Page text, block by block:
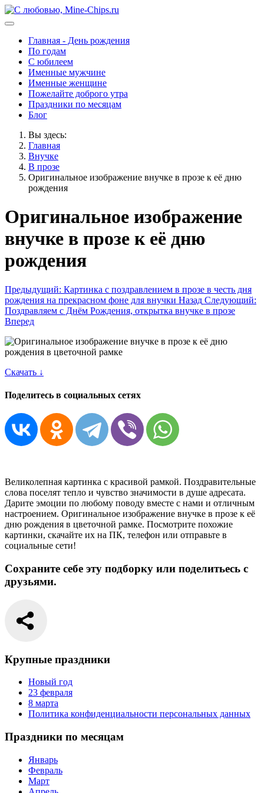
Главная - День рождения
По годам
С юбилеем
Именные мужчине
Именные женщине
Пожелайте доброго утра
Праздники по месяцам
Блог
Вы здесь:
Главная
Внучке
В прозе
Оригинальное изображение внучке в прозе к её дню
рождения
Оригинальное изображение
внучке в прозе к её дню
рождения
Предыдущий: Картинка с поздравлением в прозе в честь дня
рождения на прекрасном фоне для внучки Назад Следующий:
Поздравляем с Днём Рождения, открытка внучке в прозе
Вперед
Скачать ↓
Поделитесь в социальных сетях
Великолепная картинка с красивой рамкой. Поздравительные
слова поселят тепло и чувство значимости в душе адресата.
Дарите эмоции по любому поводу вместе с нами и отличным
настроением. Оригинальное изображение внучке в прозе к её
дню рождения в цветочной рамке. Посмотрите похожие
картинки, скачайте их на ПК, телефон или отправьте в
социальные сети!
Сохраните себе эту подборку или поделитьесь с
друзьями.
Крупные праздники
Новый год
23 февраля
8 марта
Политика конфиденциальности персональных данных
Праздники по месяцам
Январь
Февраль
Март